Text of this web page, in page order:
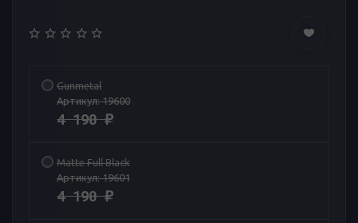
Gunmetal
Артикул:19600
4 190₽
Matte Full Black
Артикул:19601
4 190₽